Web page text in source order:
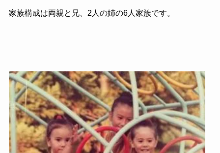
家族構成は両親と兄、2人の姉の6人家族です。